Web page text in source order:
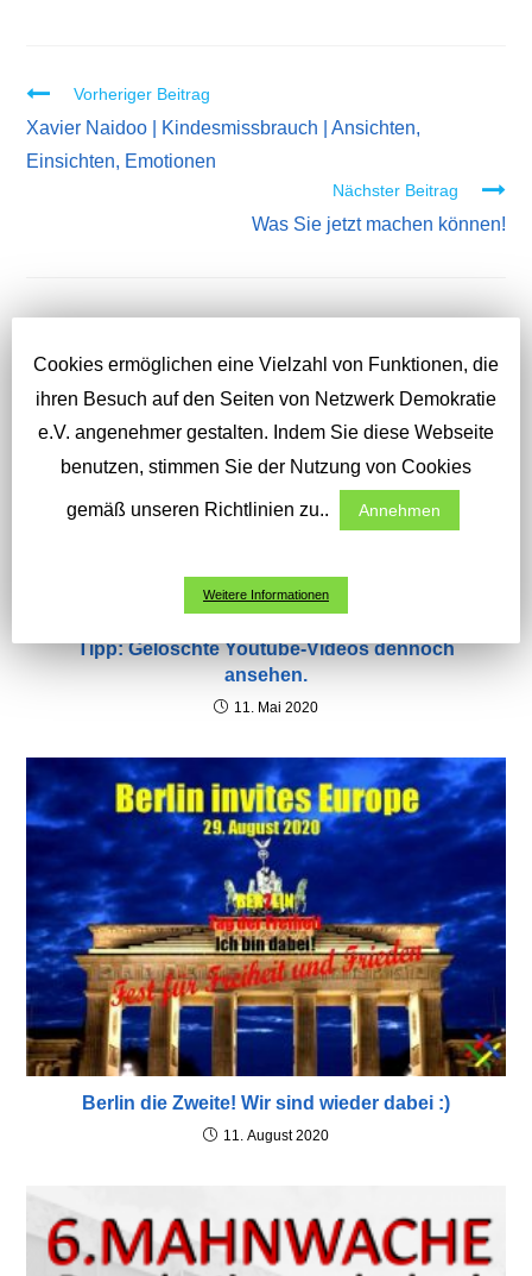
W
e
i
s
e
n
Vorheriger Beitrag
Xavier Naidoo | Kindesmissbrauch | Ansichten,
Einsichten, Emotionen
Nächster Beitrag
Was Sie jetzt machen können!
Tipp: Gelöschte Youtube-Videos dennoch
ansehen.
11. Mai 2020
Berlin die Zweite! Wir sind wieder dabei :)
11. August 2020
Cookies ermöglichen eine Vielzahl von Funktionen, die
ihren Besuch auf den Seiten von Netzwerk Demokratie
e.V. angenehmer gestalten. Indem Sie diese Webseite
benutzen, stimmen Sie der Nutzung von Cookies
gemäß unseren Richtlinien zu.. Annehmen
Weitere Informationen